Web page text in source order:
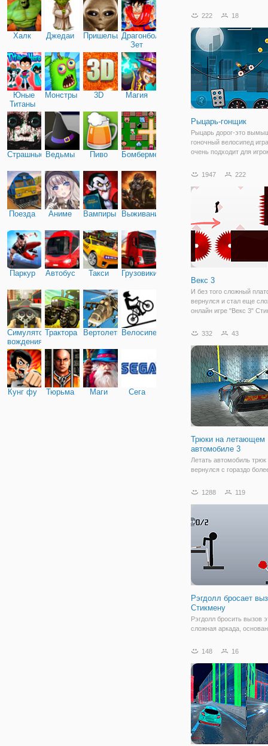
Халк Джедаи ПришельцыДрагонболл
Зет
Юные
Титаны
Монстры 3D Магия
Страшные Ведьмы Пиво Бомбермен
Поезда Аниме Вампиры Выживание
Паркур Автобус Такси Грузовики
Симулятор
вождения
Трактора ВертолетыВелосипед
Кунг фу Тюрьма Маги Сега
этой красивой девушкой
несколько разных
и вам нужно помочь ей
врагов
222 18
Рыцарь-гонщик
Рыцарь дорог-это
гоночный велосипед
очень подходит для
имеет много
чтобы контролировать
1947 222
Векс 3
И без того сложный
вернулся и стал еще
онлайн игре "Векс 3"
локации, напоминающий
карабкаться по стенам,
332 43
Трюки на летающем
автомобиле 3
Летать автомобиль трюк
вернулся с гораздо
автомобиль трюк игры
оригинальные
в этой игре. Все новые
1288 119
Рэгдолл бросает
Стикмену
Рэгдолл бросить вызов
сложная аркада,
вашего персонажа,
врагов. Собирайте
использовать их, чтобы
новую одежду для
148 16